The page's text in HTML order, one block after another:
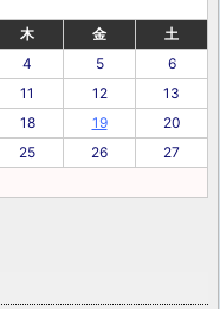
木 金
土
4 5
6
11 12
13
18 19
20
25 26
27